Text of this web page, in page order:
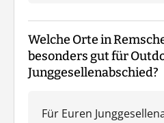
Welche Orte in
besonders gut für
Junggesellenabschied?
Für Euren